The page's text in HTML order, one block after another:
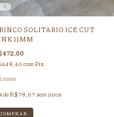
SOLITARIO ICE CUT
11MM
com Pix
cores
x deR$78,67 sem juros
COMPRAR